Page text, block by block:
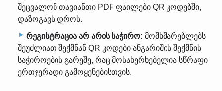
შეცვალონ თავიანთი PDF ფაილები QR კოდებში,
დაზოგავს დროს.
რეგისტრაცია არ არის საჭირო: მომხმარებლებს
შეუძლიათ შექმნან QR კოდები ანგარიშის შექმნის
საჭიროების გარეშე, რაც მოსახერხებელია სწრაფი
ერთჯერადი გამოყენებისთვის.